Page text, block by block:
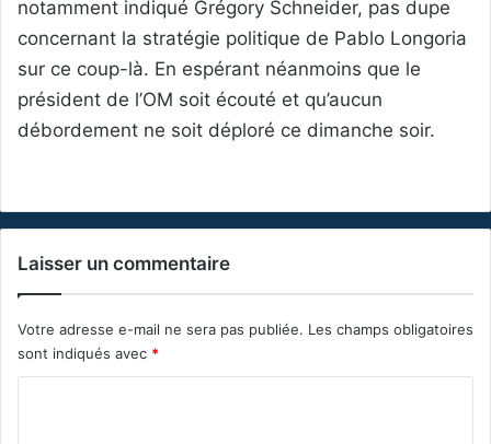
notamment indiqué Grégory Schneider, pas dupe
concernant la stratégie politique de Pablo Longoria
sur ce coup-là. En espérant néanmoins que le
président de l’OM soit écouté et qu’aucun
débordement ne soit déploré ce dimanche soir.
Laisser un commentaire
Votre adresse e-mail ne sera pas publiée. Les champs obligatoires
sont indiqués avec *